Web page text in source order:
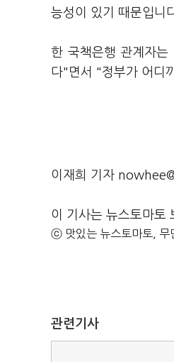
능성이 있기 때문입니
한 국책은행 관계자는
다"면서 "정부가 어디
이재희 기자
이 기사는 뉴스토마토
ⓒ 맛있는 뉴스토마토, 무
관련기사